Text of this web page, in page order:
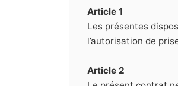
Article 1
Les présentes
l’autorisation de
Article 2